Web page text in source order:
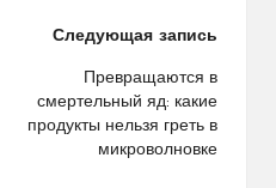
Следующая запись
Превращаются в
смертельный яд: какие
продукты нельзя греть в
микроволновке